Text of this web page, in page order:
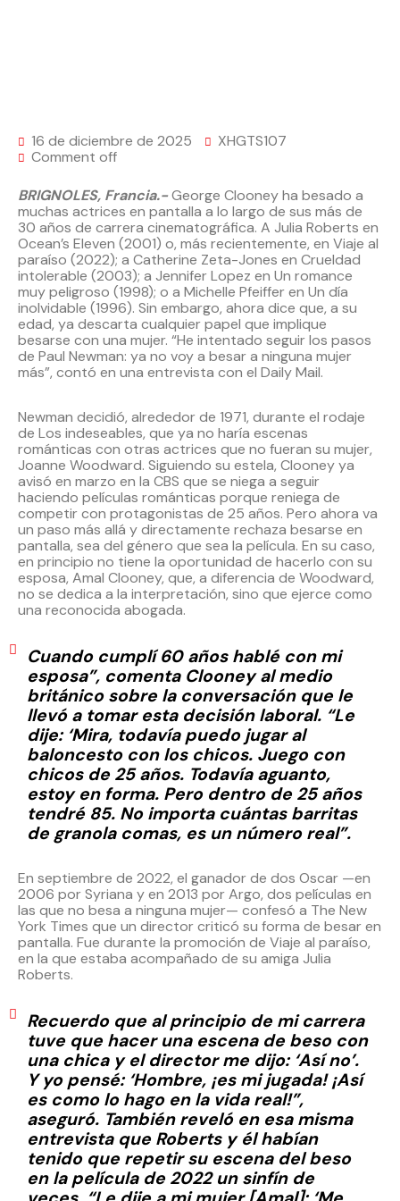
16 de diciembre de 2025
XHGTS107
Comment off
BRIGNOLES, Francia.-George Clooney ha besado a
muchas actrices en pantalla a lo largo de sus más de
30 años de carrera cinematográfica. A Julia Roberts en
Ocean’s Eleven (2001) o, más recientemente, en Viaje al
paraíso (2022); a Catherine Zeta-Jones en Crueldad
intolerable (2003); a Jennifer Lopez en Un romance
muy peligroso (1998); o a Michelle Pfeiffer en Un día
inolvidable (1996). Sin embargo, ahora dice que, a su
edad, ya descarta cualquier papel que implique
besarse con una mujer. “He intentado seguir los pasos
de Paul Newman: ya no voy a besar a ninguna mujer
más”, contó en una entrevista con el Daily Mail.
Newman decidió, alrededor de 1971, durante el rodaje
de Los indeseables, que ya no haría escenas
románticas con otras actrices que no fueran su mujer,
Joanne Woodward. Siguiendo su estela, Clooney ya
avisó en marzo en la CBS que se niega a seguir
haciendo películas románticas porque reniega de
competir con protagonistas de 25 años. Pero ahora va
un paso más allá y directamente rechaza besarse en
pantalla, sea del género que sea la película. En su caso,
en principio no tiene la oportunidad de hacerlo con su
esposa, Amal Clooney, que, a diferencia de Woodward,
no se dedica a la interpretación, sino que ejerce como
una reconocida abogada.
Cuando cumplí 60 años hablé con mi
esposa”, comenta Clooney al medio
británico sobre la conversación que le
llevó a tomar esta decisión laboral. “Le
dije: ‘Mira, todavía puedo jugar al
baloncesto con los chicos. Juego con
chicos de 25 años. Todavía aguanto,
estoy en forma. Pero dentro de 25 años
tendré 85. No importa cuántas barritas
de granola comas, es un número real”.
En septiembre de 2022, el ganador de dos Oscar —en
2006 por Syriana y en 2013 por Argo, dos películas en
las que no besa a ninguna mujer— confesó a The New
York Times que un director criticó su forma de besar en
pantalla. Fue durante la promoción de Viaje al paraíso,
en la que estaba acompañado de su amiga Julia
Roberts.
Recuerdo que al principio de mi carrera
tuve que hacer una escena de beso con
una chica y el director me dijo: ‘Así no’.
Y yo pensé: ‘Hombre, ¡es mi jugada! ¡Así
es como lo hago en la vida real!”,
aseguró. También reveló en esa misma
entrevista que Roberts y él habían
tenido que repetir su escena del beso
en la película de 2022 un sinfín de